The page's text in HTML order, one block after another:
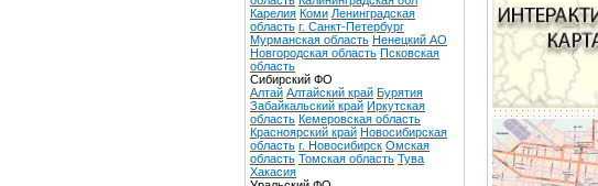
Карелия Коми Ленинградская
область г. Санкт-Петербург
Мурманская область Ненецкий АО
Новгородская область Псковская
область
Сибирский ФО
Алтай Алтайский край Бурятия
Забайкальский край Иркутская
область Кемеровская область
Красноярский край Новосибирская
область г. Новосибирск Омская
область Томская область Тува
Хакасия